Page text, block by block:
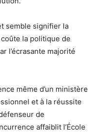
semble signifier la
la politique de
l’écrasante majorité
même d’un ministère
et à la réussite
de
affaiblit l’École